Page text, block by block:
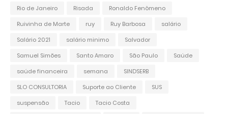
Rio de Janeiro
Risada
Ronaldo Fenômeno
Ruivinha de Marte
ruy Ruy Barbosa
salário
Salário 2021
salário minimo
Salvador
Samuel Simões
Santo Amaro São Paulo
Saúde
saúde financeira
semana
SINDSERB
SLO CONSULTORIA
Suporte ao Cliente
SUS
suspensão
Tacio
Tacio Costa